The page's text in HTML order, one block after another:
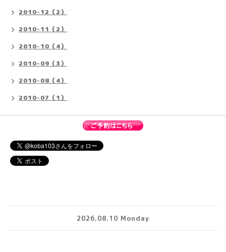
2010-12（2）
2010-11（2）
2010-10（4）
2010-09（3）
2010-08（4）
2010-07（1）
2026.08.10 Monday